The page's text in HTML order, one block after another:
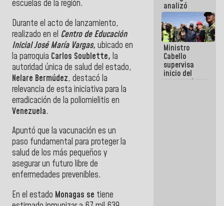
escuelas de la región.
Durante el acto de lanzamiento,
realizado en el Centro de Educación
Inicial José María Vargas, ubicado en
la parroquia Carlos Soublette, la
autoridad única de salud del estado,
Nelare Bermúdez, destacó la
relevancia de esta iniciativa para la
erradicación de la poliomielitis en
Venezuela.
Apuntó que la vacunación es un
paso fundamental para proteger la
salud de los más pequeños y
asegurar un futuro libre de
enfermedades prevenibles.
En el estado Monagas se tiene
analizó
junto a
gobernadores
planes de
recuperación
del Sistema
Eléctrico
Nacional
Ministro
Cabello
supervisa
inicio del
proceso de